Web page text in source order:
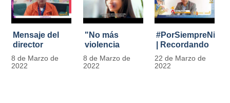
Mensaje del
director
Carlos Marín |
Día
8 de Marzo de
2022
"No más
violencia
contra la
mujer" | 8
8 de Marzo de
2022
| Recordando
al Padre
Javier de
22 de Marzo de
2022